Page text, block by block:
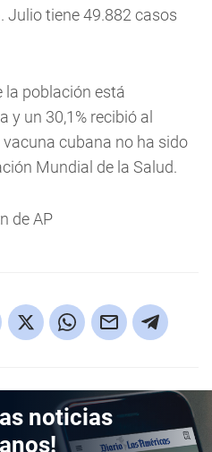
Julio tiene 49.882 casos
la población está
un 30,1% recibió al
cubana no ha sido
Mundial de la Salud.
de AP
noticias